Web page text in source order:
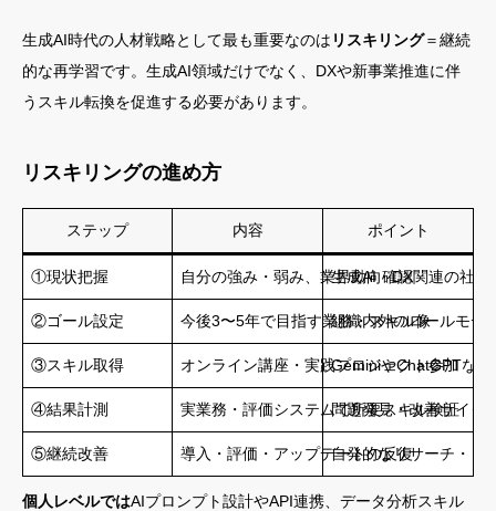
生成AI時代の人材戦略として最も重要なのは リスキリング＝継続
的な再学習です。生成AI領域だけでなく、DXや新事業推進に伴
うスキル転換を促進する必要があります。
リスキリングの進め方
ステップ 内容 ポイント
①現状把握 自分の強み・弱み、業界動向確認生成AI・DX関連の社内
②ゴール設定 今後3〜5年で目指す業務・スキル像
組織内外のロールモデ
③スキル取得 オンライン講座・実践プロジェクト参加
GeminiやChatGPTな
④結果計測 実業務・評価システムで所要スキル検証
問題発見・改善サイク
⑤継続改善 導入・評価・アップデートの反復
自発的なリサーチ・コ
個人レベルではAIプロンプト設計やAPI連携、データ分析スキル